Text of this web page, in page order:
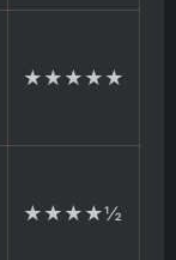
★★★★★
★★★★½